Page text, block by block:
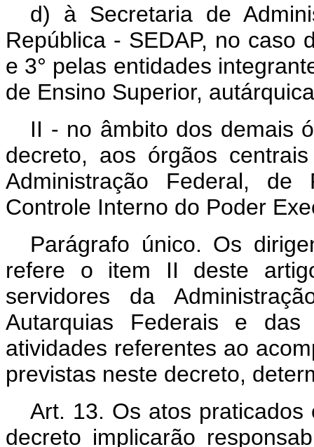
d) à Secretaria de
República - SEDAP, no caso
e 3° pelas entidades
de Ensino Superior,
II - no âmbito dos demais
decreto, aos órgãos
Administração Federal,
Controle Interno do Poder
Parágrafo único. Os
refere o item II deste
servidores da
Autarquias Federais e
atividades referentes ao
previstas neste decreto,
Art. 13. Os atos
decreto implicarão